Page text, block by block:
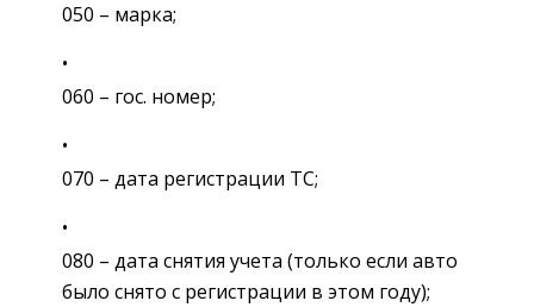
050 – марка;
060 – гос. номер;
070 – дата регистрации ТС;
080 – дата снятия учета (только если авто
было снято с регистрации в этом году);